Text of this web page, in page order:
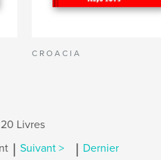
C R O A C I A
Livres
| Suivant > | Dernier